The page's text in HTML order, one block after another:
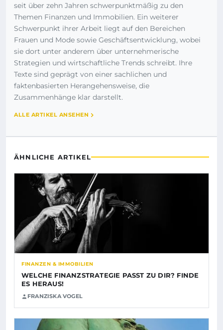
seit über zehn Jahren schwerpunktmäßig zu den
Themen Finanzen und Immobilien. Ein weiterer
Schwerpunkt ihrer Arbeit liegt auf den Bereichen
Frauen und Mode sowie Geschäftsentwicklung, wobei
sie dort unter anderem über unternehmerische
Strategien und wirtschaftliche Trends schreibt. Ihre
Texte sind geprägt von einer sachlichen und
faktenbasierten Herangehensweise, die
Zusammenhänge klar darstellt.
ALLE ARTIKEL ANSEHEN
ÄHNLICHE ARTIKEL
FINANZEN & IMMOBILIEN
WELCHE FINANZSTRATEGIE PASST ZU DIR? FINDE
ES HERAUS!
FRANZISKA VOGEL